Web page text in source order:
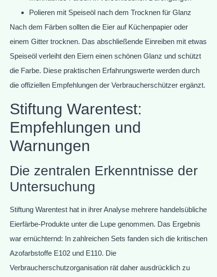
Polieren mit Speiseöl nach dem Trocknen für Glanz
Nach dem Färben sollten die Eier auf Küchenpapier oder
einem Gitter trocknen. Das abschließende Einreiben mit etwas
Speiseöl verleiht den Eiern einen schönen Glanz und schützt
die Farbe. Diese praktischen Erfahrungswerte werden durch
die offiziellen Empfehlungen der Verbraucherschützer ergänzt.
Stiftung Warentest:
Empfehlungen und
Warnungen
Die zentralen Erkenntnisse der
Untersuchung
Stiftung Warentest hat in ihrer Analyse mehrere handelsübliche
Eierfärbe-Produkte unter die Lupe genommen. Das Ergebnis
war ernüchternd: In zahlreichen Sets fanden sich die kritischen
Azofarbstoffe E102 und E110. Die
Verbraucherschutzorganisation rät daher ausdrücklich zu